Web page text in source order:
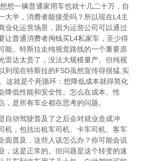
想一辆普通家用车也就十几二十万，自
大半，消费者能接受吗？所以现在L4主
业化运营场景，因为运营公司可以通过
让普通消费者掏钱买L4私家车，至少得
能。特斯拉走纯视觉路线的一个重要原
雷达太贵了，没法大规模量产。但纯视
到现在特斯拉的FSD虽然宣传得很猛,实
这就是个死循环：想降低成本就得简化
降低性能和安全性。怎么在成本、性
，是所有车企都在思考的问题。
自动驾驶普及了之后会对就业造成冲
机，包括出租车司机、卡车司机、客车
面普及，这些人该怎么办？你可能会说
，这是正常的。但问题是这个转变的速